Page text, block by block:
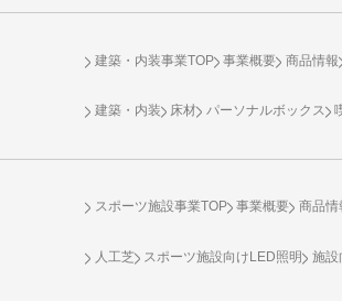
建築・内装事業TOP 事業概要 商品情報
建築・内装 床材 パーソナルボックス
スポーツ施設事業TOP 事業概要 商品情
人工芝 スポーツ施設向け LED照明 施設